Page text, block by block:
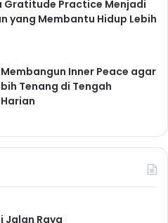
Gratitude Practice Menjadi
yang Membantu Hidup Lebih
Inner Peace agar
Tenang di Tengah
Jalan Raya